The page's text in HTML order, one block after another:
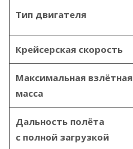
Тип двигателя
Крейсерская скорость
Максимальная взлётная
масса
Дальность полёта
с полной загрузкой